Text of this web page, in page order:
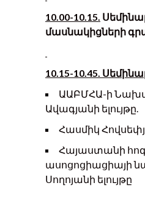
10.00-10.15.
մասնակիցների
10.15-10.45.
ԱԱԲՄՀԱ-ի
Ավագյանի ելույթը.
Հասմիկ
Հայաստանի
ասոցոցիացիայի
Սողոյանի ելույթը